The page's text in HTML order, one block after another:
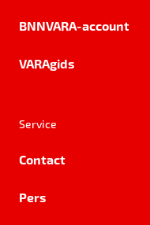
BNNVARA-account
VARAgids
Service
Contact
Pers